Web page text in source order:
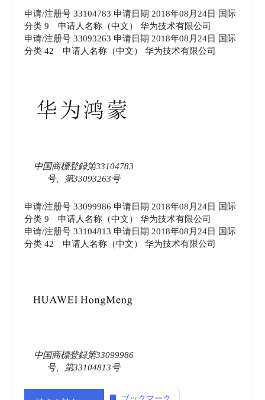
申请/注册号 33104783 申请日期 2018年08月24日 国际
分类 9 申请人名称（中文） 华为技术有限公司
申请/注册号 33093263 申请日期 2018年08月24日 国际
分类 42 申请人名称（中文） 华为技术有限公司
中国商標登録第33104783
号、第33093263号
申请/注册号 33099986 申请日期 2018年08月24日 国际
分类 9 申请人名称（中文） 华为技术有限公司
申请/注册号 33104813 申请日期 2018年08月24日 国际
分类 42 申请人名称（中文） 华为技术有限公司
中国商標登録第33099986
号、第33104813号